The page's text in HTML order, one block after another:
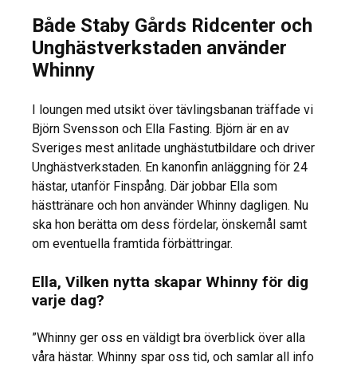
Både Staby Gårds Ridcenter och
Unghästverkstaden använder
Whinny
I loungen med utsikt över tävlingsbanan träffade vi
Björn Svensson och Ella Fasting. Björn är en av
Sveriges mest anlitade unghästutbildare och driver
Unghästverkstaden. En kanonfin anläggning för 24
hästar, utanför Finspång. Där jobbar Ella som
hästtränare och hon använder Whinny dagligen. Nu
ska hon berätta om dess fördelar, önskemål samt
om eventuella framtida förbättringar.
Ella, Vilken nytta skapar Whinny för dig
varje dag?
”Whinny ger oss en väldigt bra överblick över alla
våra hästar. Whinny spar oss tid, och samlar all info